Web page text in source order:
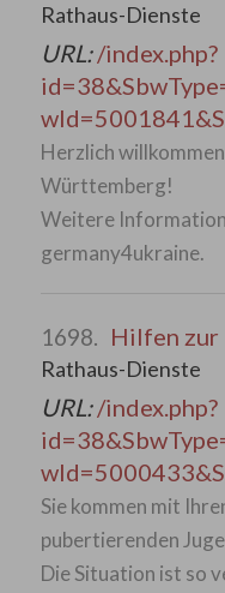
Rathaus-Dienste
URL:/index.php?
Herzlich
Württemberg!
Weitere
germany4ukraine.
1698. Hilfen zur
Rathaus-Dienste
URL:/index.php?
Sie kommen mit
pubertierenden
Die Situation ist so